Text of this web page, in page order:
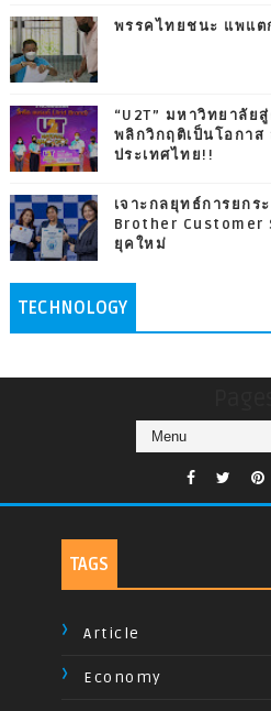
พรรคไทยชนะ แพแต
“U2T” มหาวิทยาลัย
พลิกวิกฤติเป็นโอกาส
ประเทศไทย!!
เจาะกลยุทธ์การยกร
Brother Customer
ยุคใหม่
TECHNOLOGY
TAGS
Article
Economy